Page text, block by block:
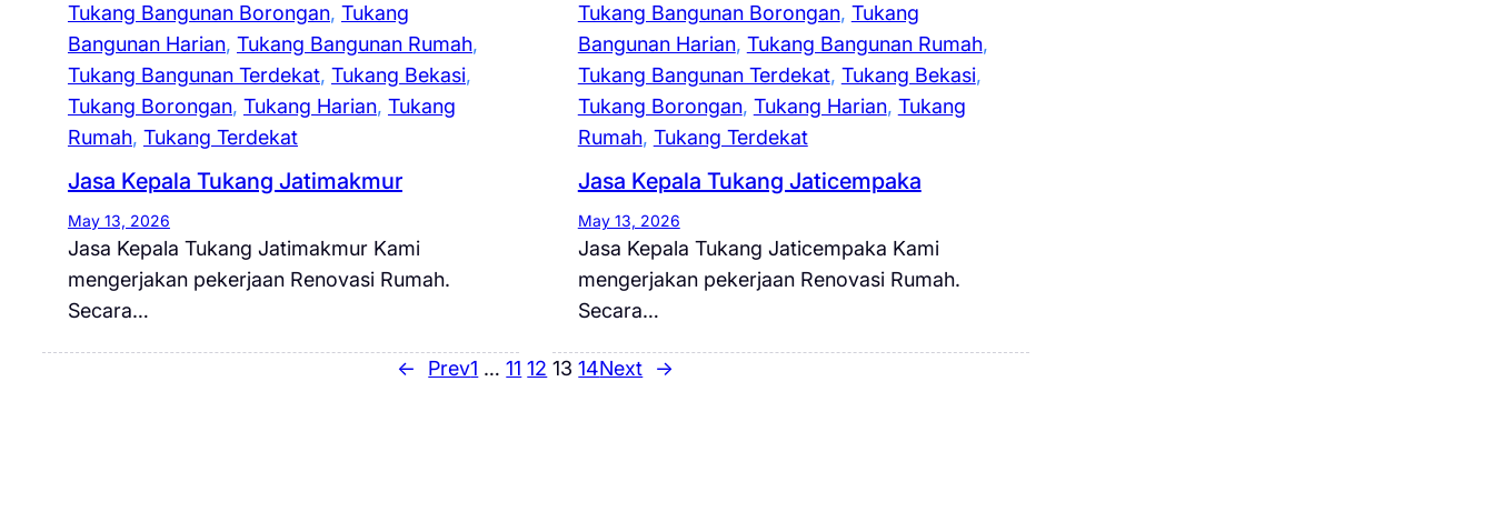
Tukang Bangunan Borongan, Tukang
Bangunan Harian, Tukang Bangunan Rumah
Tukang Bangunan Terdekat, Tukang Bekasi
Tukang Borongan, Tukang Harian, Tukang
Rumah, Tukang Terdekat
Jasa Kepala Tukang Jatimakmur
May 13, 2026
Jasa Kepala Tukang Jatimakmur Kami
mengerjakan pekerjaan Renovasi Rumah.
Secara…
Tukang Bangunan Borongan, Tukang
Bangunan Harian, Tukang Bangunan Rumah
Tukang Bangunan Terdekat, Tukang Bekasi
Tukang Borongan, Tukang Harian, Tukang
Rumah, Tukang Terdekat
Jasa Kepala Tukang Jaticempaka
May 13, 2026
Jasa Kepala Tukang Jaticempaka Kami
mengerjakan pekerjaan Renovasi Rumah.
Secara…
← Prev1 … 11 12 13 14Next →